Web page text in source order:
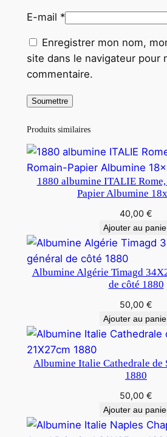
E-mail *
Enregistrer mon nom,
site dans le navigateur pour
commentaire.
Produits similaires
1880 albumine ITALIE
Papier Albumine
40,00 €
Ajouter au
Albumine Algérie Timagd
de côté 1880
50,00 €
Ajouter au
Albumine Italie Cathedrale de
1880
50,00 €
Ajouter au